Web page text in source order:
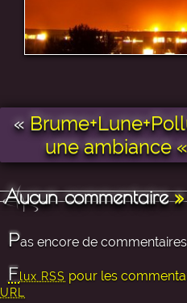
«
une ambiance
Aucun commentaire»
Pas encore de commentaires
Flux RSS pour les
URL